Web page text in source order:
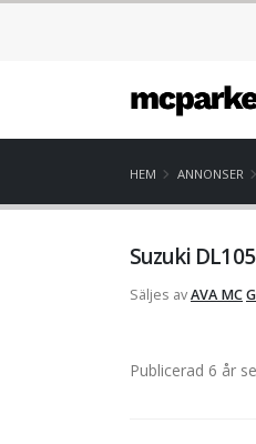
HEM ANNONSER
Suzuki
Säljes avAVA MC
Publicerad 6 år